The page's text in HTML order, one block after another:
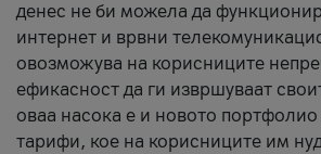
денес не би можела да
интернет и врвни
овозможува на корисниците
ефикасност да ги извршуваат
оваа насока е и новото
тарифи, кое на корисниците им